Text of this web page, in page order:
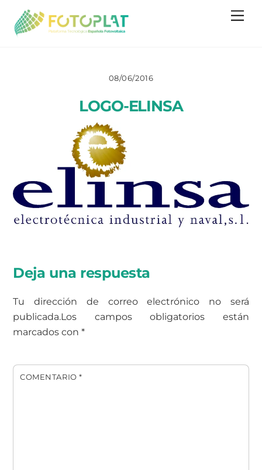
content
08/06/2016
LOGO-ELINSA
Deja una respuesta
Tu dirección de correo electrónico no será
publicada.Los campos obligatorios están
marcados con*
COMENTARIO*